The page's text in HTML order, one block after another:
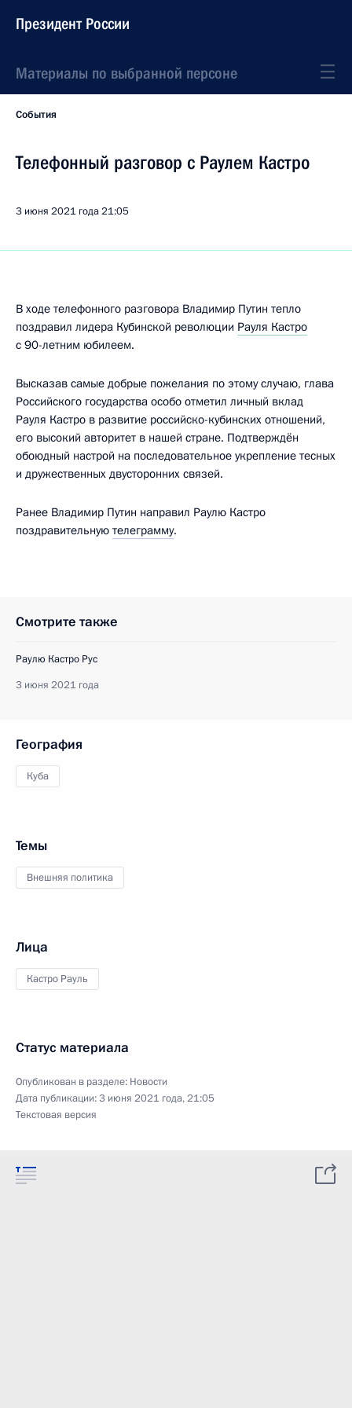
Президент России
Материалы по выбранной персоне
События
Телефонный разговор с Раулем Кастро
3 июня 2021 года21:05
В ходе телефонного разговора Владимир Путин тепло
поздравил лидера Кубинской революции Рауля Кастро
с 90-летним юбилеем.
Высказав самые добрые пожелания по этому случаю, глава
Российского государства особо отметил личный вклад
Рауля Кастро в развитие российско-кубинских отношений,
его высокий авторитет в нашей стране. Подтверждён
обоюдный настрой на последовательное укрепление тесных
и дружественных двусторонних связей.
Ранее Владимир Путин направил Раулю Кастро
поздравительную телеграмму.
Смотрите также
Раулю Кастро Рус
3 июня 2021 года
География
Куба
Темы
Внешняя политика
Лица
Кастро Рауль
Статус материала
Опубликован в разделе: Новости
Дата публикации:3 июня 2021 года, 21:05
Текстовая версия